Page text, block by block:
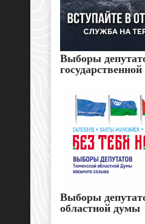
Выборы
Выборы
областной думы